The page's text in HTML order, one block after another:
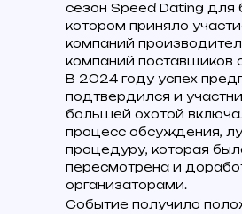
сезон Speed Dating для
котором приняло
компаний
компаний поставщиков
В 2024 году успех
подтвердился и
большей охотой
процесс обсуждения,
процедуру, которая
пересмотрена и
организаторами.
Событие получило